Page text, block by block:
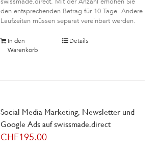
den entsprechenden Betrag für 10 Tage. Andere
Laufzeiten müssen separat vereinbart werden.
In den
Warenkorb
Details
Social Media Marketing, Newsletter und
Google Ads auf swissmade.direct
CHF195.00